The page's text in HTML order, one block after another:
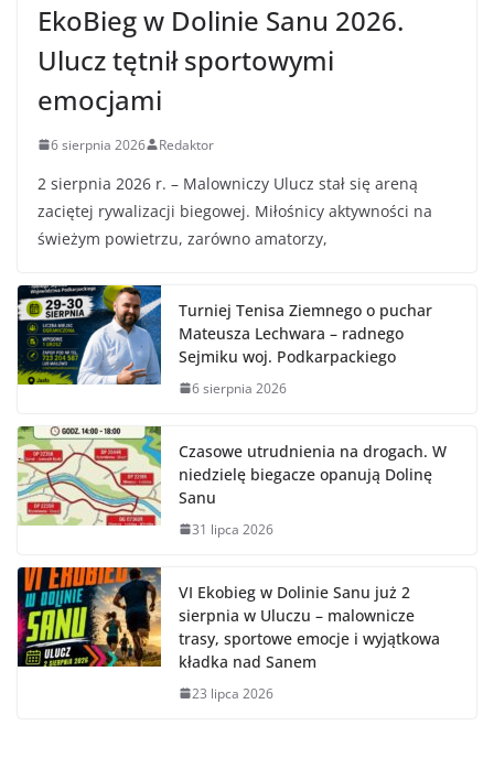
EkoBieg w Dolinie Sanu 2026.
Ulucz tętnił sportowymi
emocjami
6 sierpnia 2026 Redaktor
2 sierpnia 2026 r. – Malowniczy Ulucz stał się areną
zaciętej rywalizacji biegowej. Miłośnicy aktywności na
świeżym powietrzu, zarówno amatorzy,
Turniej Tenisa Ziemnego o puchar
Mateusza Lechwara – radnego
Sejmiku woj. Podkarpackiego
6 sierpnia 2026
Czasowe utrudnienia na drogach. W
niedzielę biegacze opanują Dolinę
Sanu
31 lipca 2026
VI Ekobieg w Dolinie Sanu już 2
sierpnia w Uluczu – malownicze
trasy, sportowe emocje i wyjątkowa
kładka nad Sanem
23 lipca 2026